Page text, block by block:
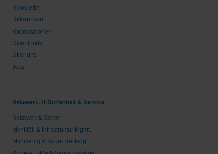
Newsletter
Referenzen
Kooperationen
Downloads
Über uns
Jobs
Netzwerk, IT-Sicherheit & Service
Netzwerk & Server
Identität- & Infrastruktur-Mgmt.
Monitoring & Issue-Tracking